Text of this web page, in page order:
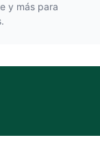
y más para
.